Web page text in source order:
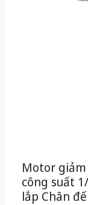
Motor giảm
công suất
lắp Chân đế